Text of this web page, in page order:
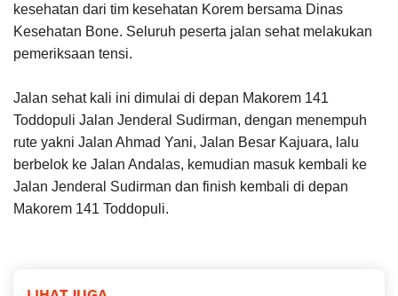
kesehatan dari tim kesehatan Korem bersama Dinas
Kesehatan Bone. Seluruh peserta jalan sehat melakukan
pemeriksaan tensi.
Jalan sehat kali ini dimulai di depan Makorem 141
Toddopuli Jalan Jenderal Sudirman, dengan menempuh
rute yakni Jalan Ahmad Yani, Jalan Besar Kajuara, lalu
berbelok ke Jalan Andalas, kemudian masuk kembali ke
Jalan Jenderal Sudirman dan finish kembali di depan
Makorem 141 Toddopuli.